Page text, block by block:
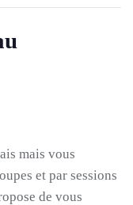
mais vous
et par sessions
de vous